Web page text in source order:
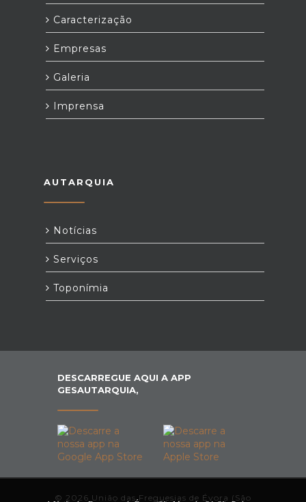
Caracterização
Empresas
Galeria
Imprensa
AUTARQUIA
Notícias
Serviços
Toponímia
DESCARREGUE AQUI A APP
GESAUTARQUIA,
© 2026 União das Freguesias de Évora (São